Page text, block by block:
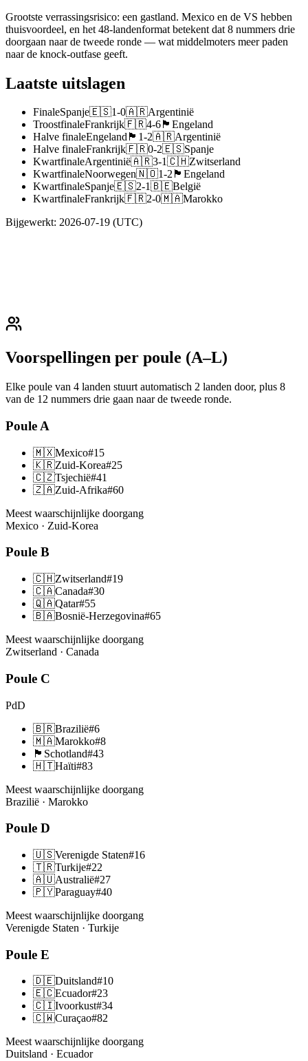
Grootste verrassingsrisico: een gastland. Mexico en de VS hebben
thuisvoordeel, en het 48-landenformat betekent dat 8 nummers drie
doorgaan naar de tweede ronde — wat middelmoters meer paden
naar de knock-outfase geeft.
Laatste uitslagen
FinaleSpanje🇪🇸1-0🇦🇷Argentinië
TroostfinaleFrankrijk🇫🇷4-6 🏴󠁧󠁢󠁥󠁮󠁧󠁿 Engeland
Halve finaleEngeland 🏴󠁧󠁢󠁥󠁮󠁧󠁿 1-2🇦🇷Argentinië
Halve finaleFrankrijk🇫🇷0-2🇪🇸Spanje
KwartfinaleArgentinië🇦🇷3-1🇨🇭Zwitserland
KwartfinaleNoorwegen🇳🇴1-2 🏴󠁧󠁢󠁥󠁮󠁧󠁿 Engeland
KwartfinaleSpanje🇪🇸2-1🇧🇪België
KwartfinaleFrankrijk🇫🇷2-0🇲🇦Marokko
Bijgewerkt: 2026-07-19 (UTC)
Voorspellingen per poule (A–L)
Elke poule van 4 landen stuurt automatisch 2 landen door, plus 8
van de 12 nummers drie gaan naar de tweede ronde.
Poule A
🇲🇽Mexico#15
🇰🇷Zuid-Korea#25
🇨🇿Tsjechië#41
🇿🇦Zuid-Afrika#60
Meest waarschijnlijke doorgang
Mexico · Zuid-Korea
Poule B
🇨🇭Zwitserland#19
🇨🇦Canada#30
🇶🇦Qatar#55
🇧🇦Bosnië-Herzegovina#65
Meest waarschijnlijke doorgang
Zwitserland · Canada
Poule C
PdD
🇧🇷Brazilië#6
🇲🇦Marokko#8
🏴󠁧󠁢󠁳󠁣󠁴󠁿 Schotland#43
🇭🇹Haïti#83
Meest waarschijnlijke doorgang
Brazilië · Marokko
Poule D
🇺🇸Verenigde Staten#16
🇹🇷Turkije#22
🇦🇺Australië#27
🇵🇾Paraguay#40
Meest waarschijnlijke doorgang
Verenigde Staten · Turkije
Poule E
🇩🇪Duitsland#10
🇪🇨Ecuador#23
🇨🇮Ivoorkust#34
🇨🇼Curaçao#82
Meest waarschijnlijke doorgang
Duitsland · Ecuador